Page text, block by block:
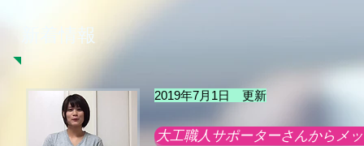
新着情報
2019年7月1日 更新
大工職人サポーターさん​からメ